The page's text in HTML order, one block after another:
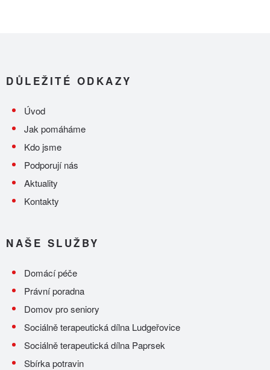
DŮLEŽITÉ ODKAZY
Úvod
Jak pomáháme
Kdo jsme
Podporují nás
Aktuality
Kontakty
NAŠE SLUŽBY
Domácí péče
Právní poradna
Domov pro seniory
Sociálně terapeutická dílna Ludgeřovice
Sociálně terapeutická dílna Paprsek
Sbírka potravin